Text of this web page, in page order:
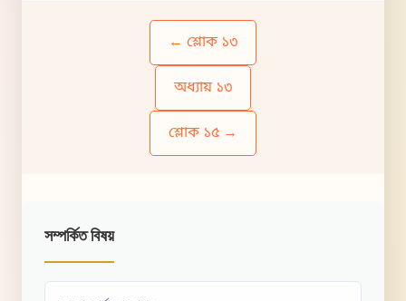
← শ্লোক ১৩
অধ্যায় ১৩
শ্লোক ১৫ →
সম্পর্কিত বিষয়